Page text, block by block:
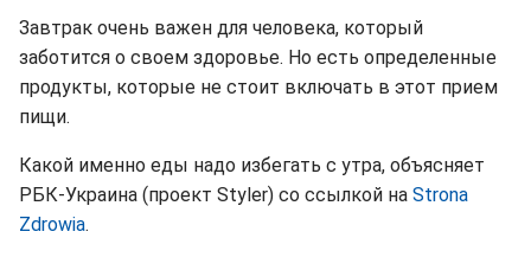
Завтрак очень важен для человека, который
заботится о своем здоровье. Но есть определенные
продукты, которые не стоит включать в этот прием
пищи.
Какой именно еды надо избегать с утра, объясняет
РБК-Украина (проект Styler) со ссылкой на Strona
Zdrowia.